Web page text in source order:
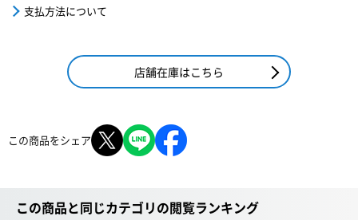
支払方法について
店舗在庫はこちら
この商品をシェア
この商品と同じカテゴリの閲覧ランキング